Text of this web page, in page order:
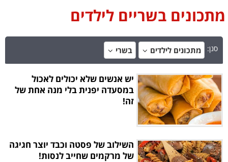
מתכונים בשריים לילדים
סנן: מתכונים לילדים בשרי
יש אנשים שלא יכולים לאכול
במסעדה יפנית בלי מנה אחת של
זה!
השילוב של פסטה וכבד יוצר חגיגה
של מרקמים שחייב לנסות!